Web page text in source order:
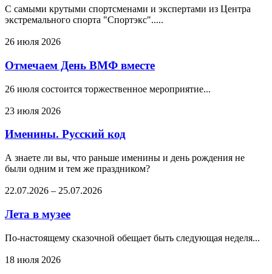
С самыми крутыми спортсменами и экспертами из Центра
экстремального спорта "Спортэкс".....
26 июля 2026
Отмечаем День ВМФ вместе
26 июля состоится торжественное мероприятие...
23 июля 2026
Именины. Русский код
А знаете ли вы, что раньше именины и день рождения не
были одним и тем же праздником?
22.07.2026 – 25.07.2026
Лета в музее
По-настоящему сказочной обещает быть следующая неделя...
18 июля 2026